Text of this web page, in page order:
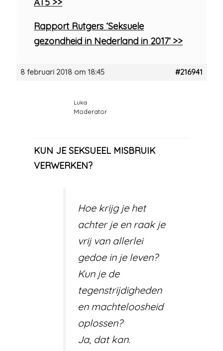
Rapport Rutgers ‘Seksuele
gezondheid in Nederland in 2017’ >>
8 februari 2018 om 18:45 #216941
Luka
Moderator
KUN JE SEKSUEEL MISBRUIK
VERWERKEN?
Hoe krijg je het
achter je en raak je
vrij van allerlei
gedoe in je leven?
Kun je de
tegenstrijdigheden
en machteloosheid
oplossen?
Ja, dat kan.